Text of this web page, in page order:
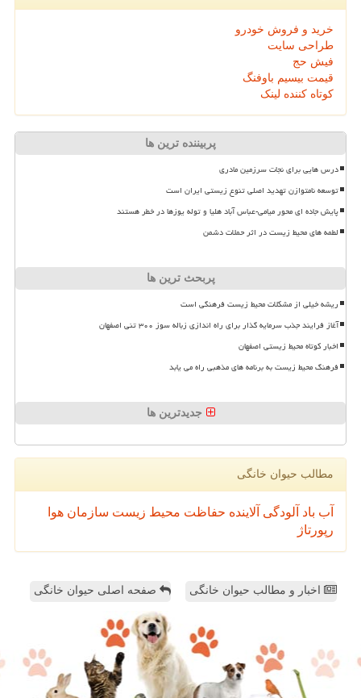
خرید و فروش خودرو
طراحی سایت
فیش حج
قیمت بیسیم باوفنگ
کوتاه کننده لینک
پربیننده ترین ها
درس هایی برای نجات سرزمین مادری
توسعه نامتوازن تهدید اصلی تنوع زیستی ایران است
پایش جاده ای محور میامی-عباس آباد هلیا و توله یوزها در خطر هستند
لطمه های محیط زیست در اثر حملات دشمن
پربحث ترین ها
ریشه خیلی از مشکلات محیط زیست فرهنگی است
آغاز فرایند جذب سرمایه گذار برای راه اندازی زباله سوز ۳۰۰ تنی اصفهان
اخبار کوتاه محیط زیستی اصفهان
فرهنگ محیط زیست به برنامه های مذهبی راه می یابد
جدیدترین ها
مطالب حیوان خانگی
آب باد آلودگی آلاینده حفاظت محیط زیست سازمان هوا
رپورتاژ
اخبار و مطالب حیوان خانگی صفحه اصلی حیوان خانگی